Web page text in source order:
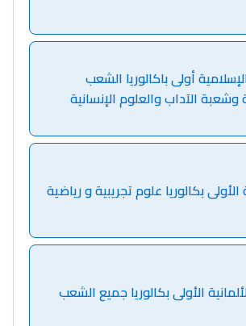
الإسلامية أولى باكالوريا الشعب
وشعبة الآداب والعلوم الإنسانية
الأولى بكالوريا علوم تجريبية و رياضية
الأولى بكالوريا جميع الشعب